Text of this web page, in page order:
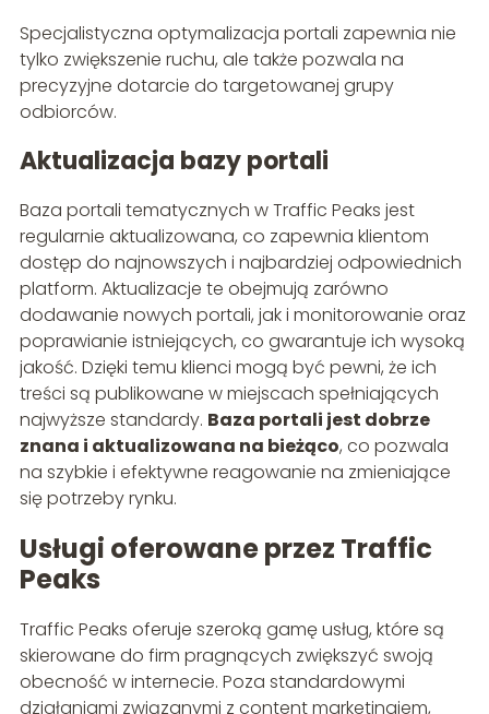
Specjalistyczna optymalizacja portali zapewnia nie
tylko zwiększenie ruchu, ale także pozwala na
precyzyjne dotarcie do targetowanej grupy
odbiorców.
Aktualizacja bazy portali
Baza portali tematycznych w Traffic Peaks jest
regularnie aktualizowana, co zapewnia klientom
dostęp do najnowszych i najbardziej odpowiednich
platform. Aktualizacje te obejmują zarówno
dodawanie nowych portali, jak i monitorowanie oraz
poprawianie istniejących, co gwarantuje ich wysoką
jakość. Dzięki temu klienci mogą być pewni, że ich
treści są publikowane w miejscach spełniających
najwyższe standardy. Baza portali jest dobrze
znana i aktualizowana na bieżąco, co pozwala
na szybkie i efektywne reagowanie na zmieniające
się potrzeby rynku.
Usługi oferowane przez Traffic
Peaks
Traffic Peaks oferuje szeroką gamę usług, które są
skierowane do firm pragnących zwiększyć swoją
obecność w internecie. Poza standardowymi
działaniami związanymi z content marketingiem,